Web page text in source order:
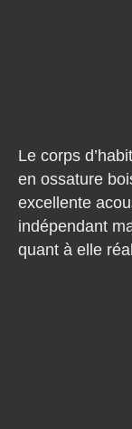
Le corps
en ossature
excellente
indépendant
quant à elle